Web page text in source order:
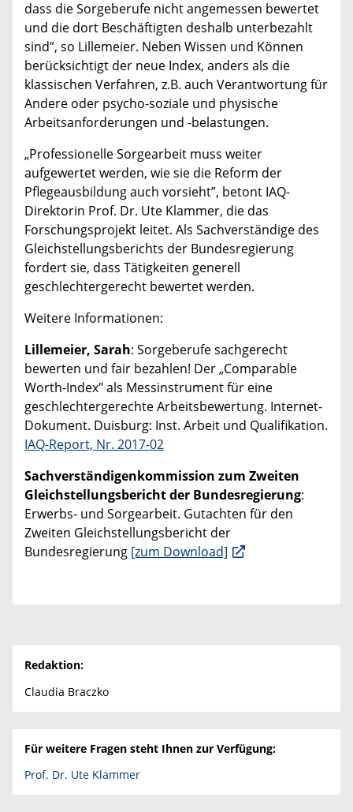
dass die Sorgeberufe nicht angemessen bewertet
und die dort Beschäftigten deshalb unterbezahlt
sind”, so Lillemeier. Neben Wissen und Können
berücksichtigt der neue Index, anders als die
klassischen Verfahren, z.B. auch Verantwortung für
Andere oder psycho-soziale und physische
Arbeitsanforderungen und -belastungen.
„Professionelle Sorgearbeit muss weiter
aufgewertet werden, wie sie die Reform der
Pflegeausbildung auch vorsieht”, betont IAQ-
Direktorin Prof. Dr. Ute Klammer, die das
Forschungsprojekt leitet. Als Sachverständige des
Gleichstellungsberichts der Bundesregierung
fordert sie, dass Tätigkeiten generell
geschlechtergerecht bewertet werden.
Weitere Informationen:
Lillemeier, Sarah: Sorgeberufe sachgerecht
bewerten und fair bezahlen! Der „Comparable
Worth-Index" als Messinstrument für eine
geschlechtergerechte Arbeitsbewertung. Internet-
Dokument. Duisburg: Inst. Arbeit und Qualifikation.
IAQ-Report, Nr. 2017-02
Sachverständigenkommission zum Zweiten
Gleichstellungsbericht der Bundesregierung:
Erwerbs- und Sorgearbeit. Gutachten für den
Zweiten Gleichstellungsbericht der
Bundesregierung [zum Download]
Redaktion:
Claudia Braczko
Für weitere Fragen steht Ihnen zur Verfügung:
Prof. Dr. Ute Klammer